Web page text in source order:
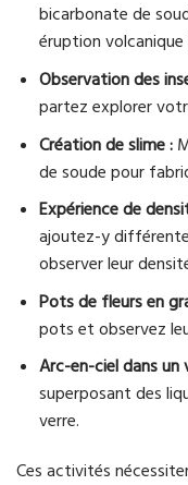
bicarbonate de
éruption volcanique
Observation des
partez explorer
Création de slime :
de soude pour
Expérience de
ajoutez-y
observer leur
Pots de fleurs en
pots et observez
Arc-en-ciel dans un
superposant des
verre.
Ces activités